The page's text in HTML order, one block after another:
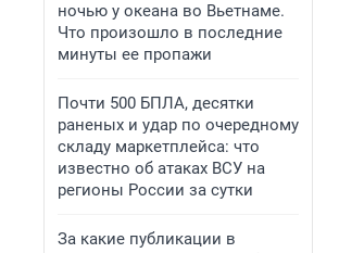
ночью у океана во Вьетнаме.
Что произошло в последние
минуты ее пропажи
Почти 500 БПЛА, десятки
раненых и удар по очередному
складу маркетплейса: что
известно об атаках ВСУ на
регионы России за сутки
За какие публикации в